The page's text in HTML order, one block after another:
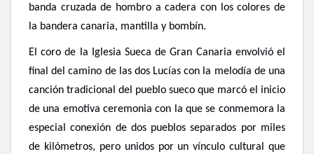
banda cruzada de hombro a cadera con los colores de
la bandera canaria, mantilla y bombín.
El coro de la Iglesia Sueca de Gran Canaria envolvió el
final del camino de las dos Lucías con la melodía de una
canción tradicional del pueblo sueco que marcó el inicio
de una emotiva ceremonia con la que se conmemora la
especial conexión de dos pueblos separados por miles
de kilómetros, pero unidos por un vínculo cultural que